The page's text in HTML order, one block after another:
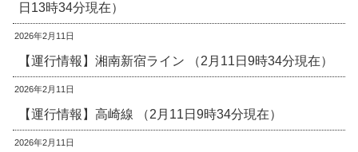
日13時34分現在）
2026年2月11日
【運行情報】湘南新宿ライン （2月11日9時34分現在）
2026年2月11日
【運行情報】高崎線 （2月11日9時34分現在）
2026年2月11日